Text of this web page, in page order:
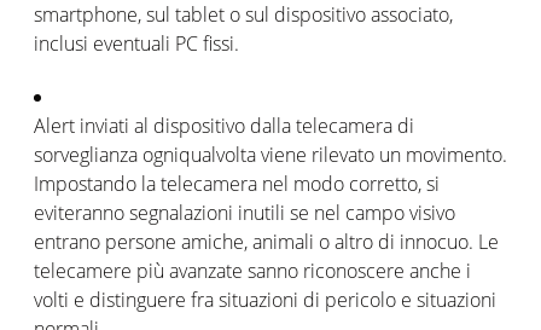
smartphone, sul tablet o sul dispositivo associato,
inclusi eventuali PC fissi.
Alert inviati al dispositivo dalla telecamera di
sorveglianza ogniqualvolta viene rilevato un movimento.
Impostando la telecamera nel modo corretto, si
eviteranno segnalazioni inutili se nel campo visivo
entrano persone amiche, animali o altro di innocuo. Le
telecamere più avanzate sanno riconoscere anche i
volti e distinguere fra situazioni di pericolo e situazioni